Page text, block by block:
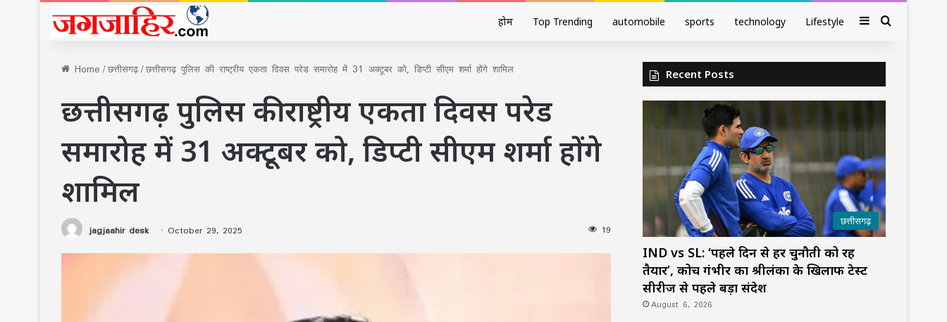
होम Top Trending automobile sports technology Lifestyle SidebarSearch
Home/छत्तीसगढ़/छत्तीसगढ़ पुलिस की राष्ट्रीय एकता दिवस परेड समारोह में 31 अक्टूबर को, डिप्टी सीएम शर्मा होंगे शामिल
छत्तीसगढ़ पुलिस की राष्ट्रीय एकता दिवस परेड
समारोह में 31 अक्टूबर को, डिप्टी सीएम शर्मा होंगे
शामिल
jagjaahir desk October 29, 2025 19
Recent Posts
छत्तीसगढ़
IND vs SL: ‘पहले दिन से हर चुनौती को रहें
तैयार’, कोच गंभीर का श्रीलंका के खिलाफ टेस्ट
सीरीज से पहले बड़ा संदेश
August 6, 2026